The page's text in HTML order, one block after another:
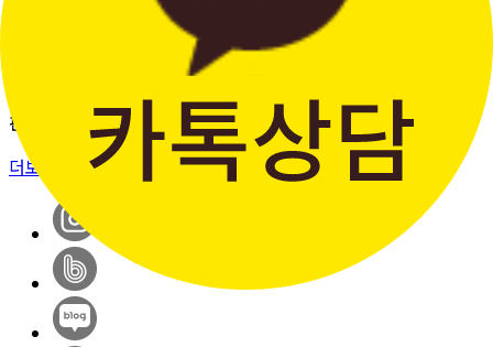
간단한 가입 프로세스 & 편리한
판매 시스템
더보기 >